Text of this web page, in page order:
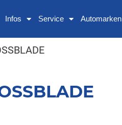
Infos Service Automarken